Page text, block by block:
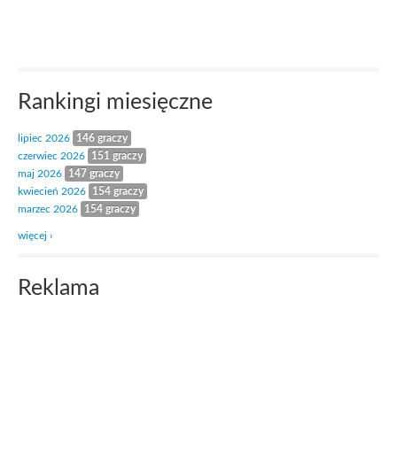
Rankingi miesięczne
lipiec 2026
146 graczy
czerwiec 2026
151 graczy
maj 2026
147 graczy
kwiecień 2026
154 graczy
marzec 2026
154 graczy
więcej ›
Reklama